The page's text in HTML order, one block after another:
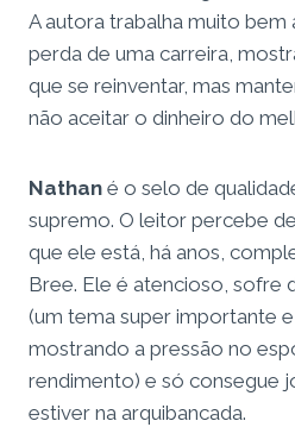
A autora trabalha muito
perda de uma carreira,
que se reinventar, mas
não aceitar o dinheiro do
Nathan é o selo de
supremo. O leitor percebe
que ele está, há anos,
Bree. Ele é atencioso, sofre
(um tema super importante
mostrando a pressão no
rendimento) e só consegue
estiver na arquibancada.